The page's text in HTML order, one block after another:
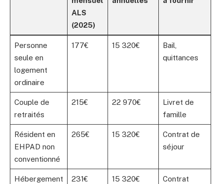
ALS
(2025)
Personne
seule en
logement
ordinaire
177€ 15 320€
Bail,
quittances
Couple de
retraités
215€ 22 970€
Livret de
famille
Résident en
EHPAD non
conventionné
265€ 15 320€
Contrat de
séjour
Hébergement
231€ 15 320€
Contrat